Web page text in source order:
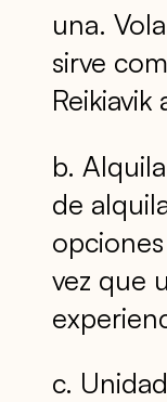
una.
sirve
b.
de
vez que
c.